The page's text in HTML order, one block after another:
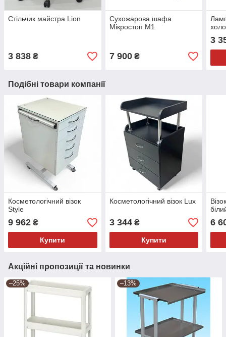
Стільчик майстра Lion
3 838 ₴
Сухожарова шафа
Мікростоп М1
7 900₴
3
Подібні товари компанії
Косметологічний візок
Style
9 962 ₴
Купити
Косметологічний візок Lux
3 344₴
Купити
6
Акційні пропозиції та новинки
–25% –13%